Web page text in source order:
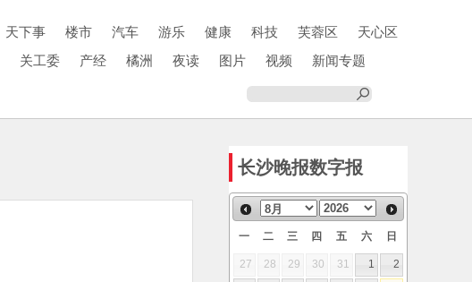
天下事 楼市 汽车 游乐 健康 科技 芙蓉区
天心区
关工委 产经 橘洲 夜读 图片 视频
新闻专题
长沙晚报数字报
一 二 三 四 五 六 日
27 28 29 30 31 1
2